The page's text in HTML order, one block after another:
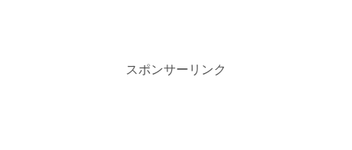
スポンサーリンク